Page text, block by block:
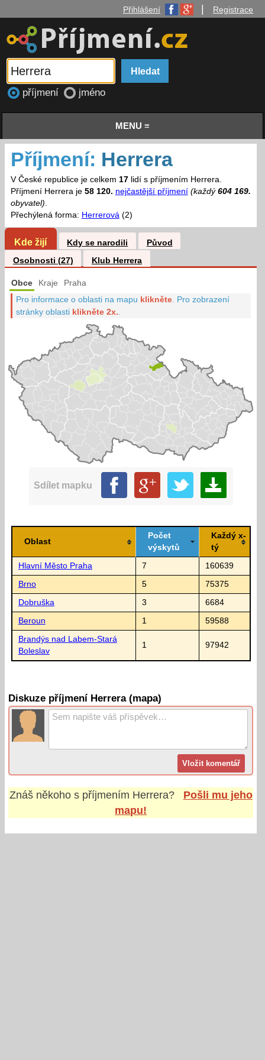
Přihlášení Registrace
příjmení jméno
MENU ≡
Příjmení: Herrera
V České republice je celkem 17lidí s příjmením Herrera.
Příjmení Herrera je 58 120. nejčastější příjmení (každý 604 169.
obyvatel).
Přechýlená forma: Herrerová(2)
Kde žijí Kdy se narodili
Původ
Osobnosti (27)
Klub Herrera
Obce Kraje Praha
Pro informace o oblasti na mapu klikněte Pro zobrazení
stránky oblasti klikněte 2x.
Sdílet mapku
Oblast
Počet
výskytů
Každý x-
tý
Hlavní Město Praha 7 160639
Brno 5 75375
Dobruška 3 6684
Beroun 1 59588
Brandýs nad Labem-Stará
Boleslav
1 97942
Diskuze příjmení Herrera (mapa)
Znáš někoho s příjmením Herrera?
Pošli mu jeho
mapu!